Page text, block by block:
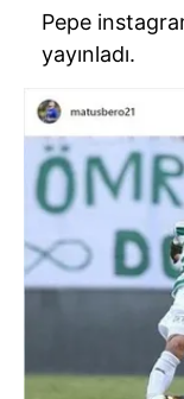
6698 sayılı
ilgili mevzuata
almak için lütfen
Pepe
yayınladı.